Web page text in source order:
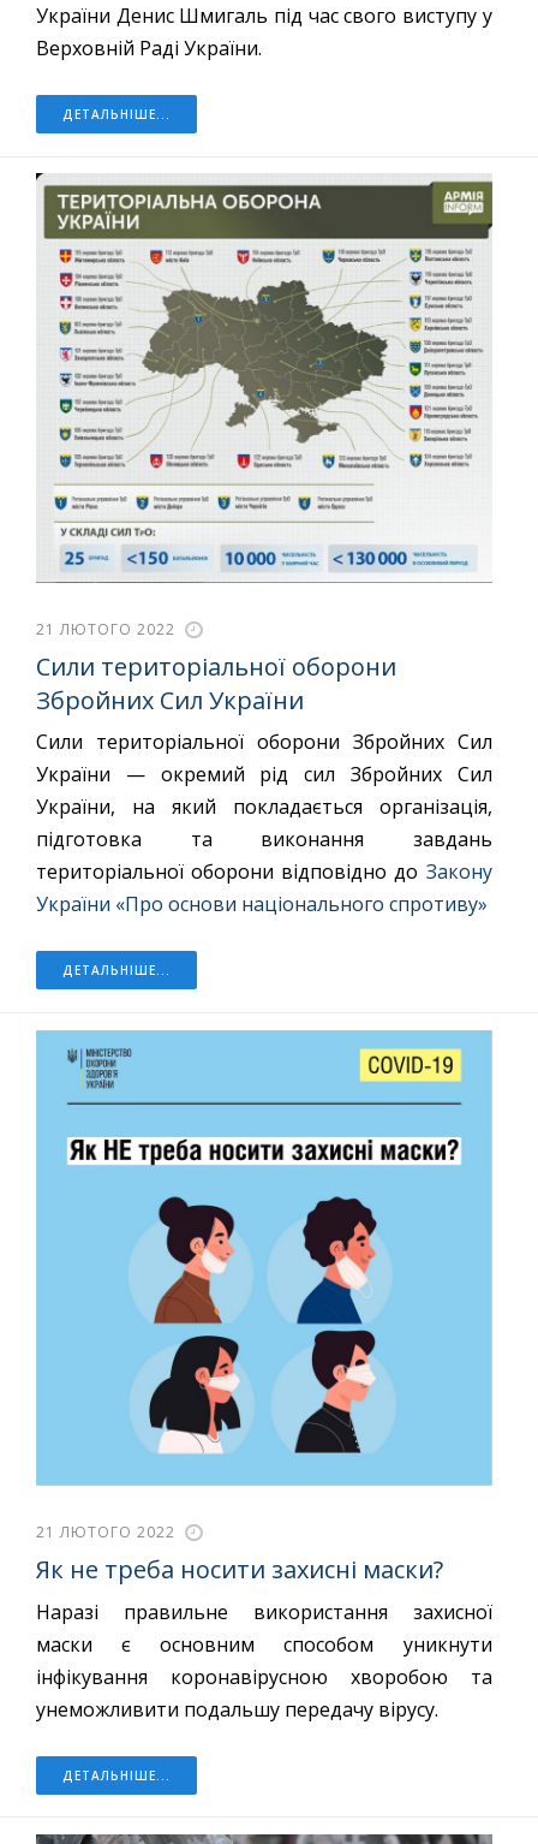
України Денис Шмигаль під час свого виступу у
Верховній Раді України.
ДЕТАЛЬНІШЕ...
21 ЛЮТОГО 2022
Сили територіальної оборони
Збройних Сил України
Сили територіальної оборони Збройних Сил
України — окремий рід сил Збройних Сил
України, на який покладається організація,
підготовка та виконання завдань
територіальної оборони відповідно до Закону
України «Про основи національного спротиву»
ДЕТАЛЬНІШЕ...
21 ЛЮТОГО 2022
Як не треба носити захисні маски?
Наразі правильне використання захисної
маски є основним способом уникнути
інфікування коронавірусною хворобою та
унеможливити подальшу передачу вірусу.
ДЕТАЛЬНІШЕ...